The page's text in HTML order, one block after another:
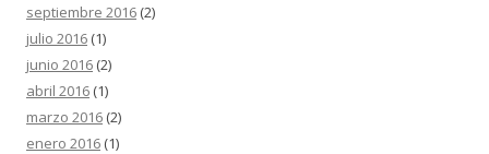
septiembre 2016 (2)
julio 2016 (1)
junio 2016 (2)
abril 2016 (1)
marzo 2016 (2)
enero 2016 (1)